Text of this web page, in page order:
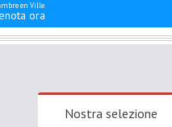
en Ville
ora
Nostra selezione